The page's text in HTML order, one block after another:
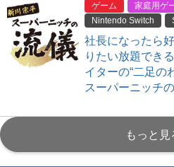
ゲーム 家庭用ゲ
Nintendo Switch
社長になったら
りたい放題でき
イターの“二足の
スーパーニッチ
もっと見